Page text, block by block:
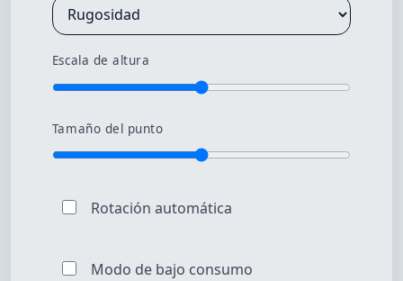
Escala de altura
Tamaño del punto
Rotación automática
Modo de bajo consumo